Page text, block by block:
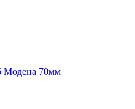
Модена 70мм